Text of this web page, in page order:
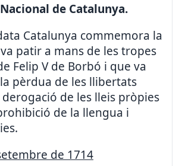
de Catalunya.
Catalunya commemora la
patir a mans de les tropes
Felip V de Borbó i que va
pèrdua de les llibertats
de les lleis pròpies
de la llengua i
de 1714